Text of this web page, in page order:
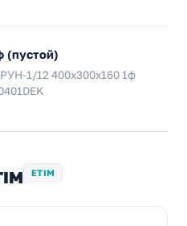
(пустой)
1/12 400х300х160 1ф
ETIM